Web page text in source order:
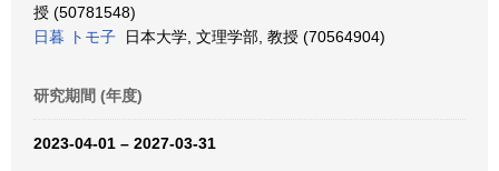
授 (50781548)
日暮 トモ子 日本大学, 文理学部, 教授 (70564904)
研究期間 (年度)
2023-04-01 – 2027-03-31